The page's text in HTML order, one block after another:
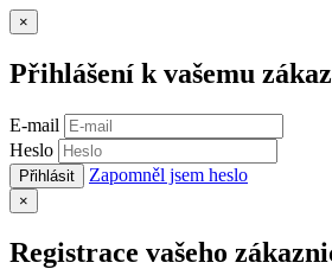
×
Přihlášení k vašemu
E-mail
Heslo
Přihlásit Zapomněl jsem heslo
×
Registrace vašeho